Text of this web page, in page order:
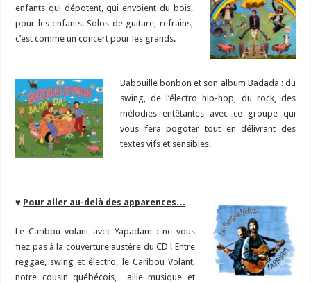
enfants qui dépotent, qui envoient du bois,
pour les enfants. Solos de guitare, refrains,
c’est comme un concert pour les grands.
Babouille bonbon et son album Badada : du
swing, de l’électro hip-hop, du rock, des
mélodies entêtantes avec ce groupe qui
vous fera pogoter tout en délivrant des
textes vifs et sensibles.
♥ Pour aller au-delà des apparences…
Le Caribou volant avec Yapadam : ne vous
fiez pas à la couverture austère du CD ! Entre
reggae, swing et électro, le Caribou Volant,
notre cousin québécois, allie musique et